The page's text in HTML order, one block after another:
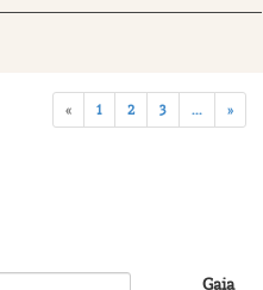
« 1 2 3 ... »
Gaia